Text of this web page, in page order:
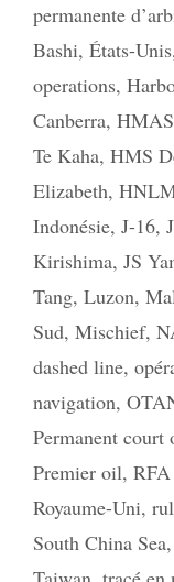
permanente
Bashi, États-Unis
operations,
Canberra,
Te Kaha, HMS
Elizabeth,
Indonésie, J-16,
Kirishima, JS
Tang, Luzon,
Sud, Mischief,
dashed line,
navigation,
Permanent
Premier oil,
Royaume-Uni,
South China Sea,